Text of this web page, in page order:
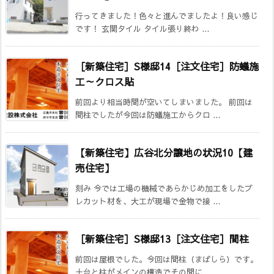
行ってきました！色々と進んでましたよ！良い感じ
です！ 玄関タイル タイル張り終わ ...
［新築住宅］S様邸14［注文住宅］防蟻施
工～クロス貼
前回より相当時間が空いてしまいました。 前回は
間柱でしたが今回は防蟻施工からクロ ...
【新築住宅】広谷北分譲地の状況10【建
売住宅】
刻み 今では工場の機械であらかじめ加工をしたプ
レカット材を、大工が現場で金物で接 ...
［新築住宅］S様邸13［注文住宅］間柱
前回は屋根でした。今回は間柱（まばしら）です。